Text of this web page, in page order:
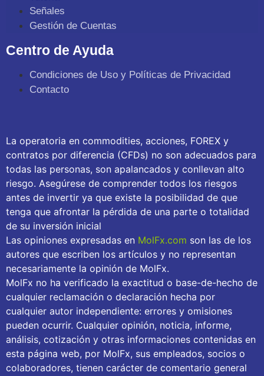
Señales
Gestión de Cuentas
Centro de Ayuda
Condiciones de Uso y Políticas de Privacidad
Contacto
La operatoria en commodities, acciones, FOREX y
contratos por diferencia (CFDs) no son adecuados para
todas las personas, son apalancados y conllevan alto
riesgo. Asegúrese de comprender todos los riesgos
antes de invertir ya que existe la posibilidad de que
tenga que afrontar la pérdida de una parte o totalidad
de su inversión inicial
Las opiniones expresadas en MolFx.com son las de los
autores que escriben los artículos y no representan
necesariamente la opinión de MolFx.
MolFx no ha verificado la exactitud o base-de-hecho de
cualquier reclamación o declaración hecha por
cualquier autor independiente: errores y omisiones
pueden ocurrir. Cualquier opinión, noticia, informe,
análisis, cotización y otras informaciones contenidas en
esta página web, por MolFx, sus empleados, socios o
colaboradores, tienen carácter de comentario general